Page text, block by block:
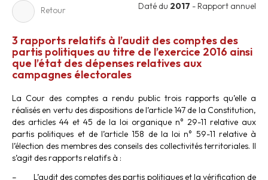
Retour Daté du 2017 - Rapport annuel
3 rapports relatifs à l’audit des comptes des
partis politiques au titre de l’exercice 2016 ainsi
que l’état des dépenses relatives aux
campagnes électorales
La Cour des comptes a rendu public trois rapports qu’elle a
réalisés en vertu des dispositions de l’article 147 de la Constitution,
des articles 44 et 45 de la loi organique n° 29-11 relative aux
partis politiques et de l’article 158 de la loi n° 59-11 relative à
l’élection des membres des conseils des collectivités territoriales. Il
s’agit des rapports relatifs à :
– L’audit des comptes des partis politiques et la vérification de